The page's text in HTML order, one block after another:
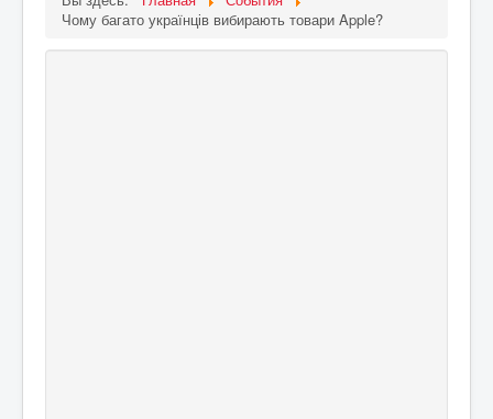
Чому багато українців вибирають товари Apple?